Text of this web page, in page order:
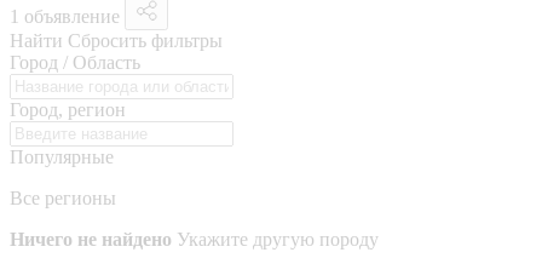
1 объявление
Найти Сбросить фильтры
Город / Область
Город, регион
Популярные
Все регионы
Ничего не найдено Укажите другую породу